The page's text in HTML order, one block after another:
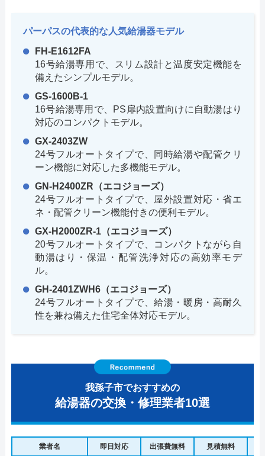
パーパスの代表的な人気給湯器モデル
FH-E1612FA
16号給湯専用で、スリム設計と温度安定機能を
備えたシンプルモデル。
GS-1600B-1
16号給湯専用で、PS扉内設置向けに自動湯はり
対応のコンパクトモデル。
GX-2403ZW
24号フルオートタイプで、同時給湯や配管クリ
ーン機能に対応した多機能モデル。
GN-H2400ZR（エコジョーズ）
24号フルオートタイプで、屋外設置対応・省エ
ネ・配管クリーン機能付きの便利モデル。
GX-H2000ZR-1（エコジョーズ）
20号フルオートタイプで、コンパクトながら自
動湯はり・保温・配管洗浄対応の高効率モデ
ル。
GH-2401ZWH6（エコジョーズ）
24号フルオートタイプで、給湯・暖房・高耐久
性を兼ね備えた住宅全体対応モデル。
我孫子市でおすすめの
給湯器の交換・修理業者10選
業者名 即日対応 出張費無料 見積無料